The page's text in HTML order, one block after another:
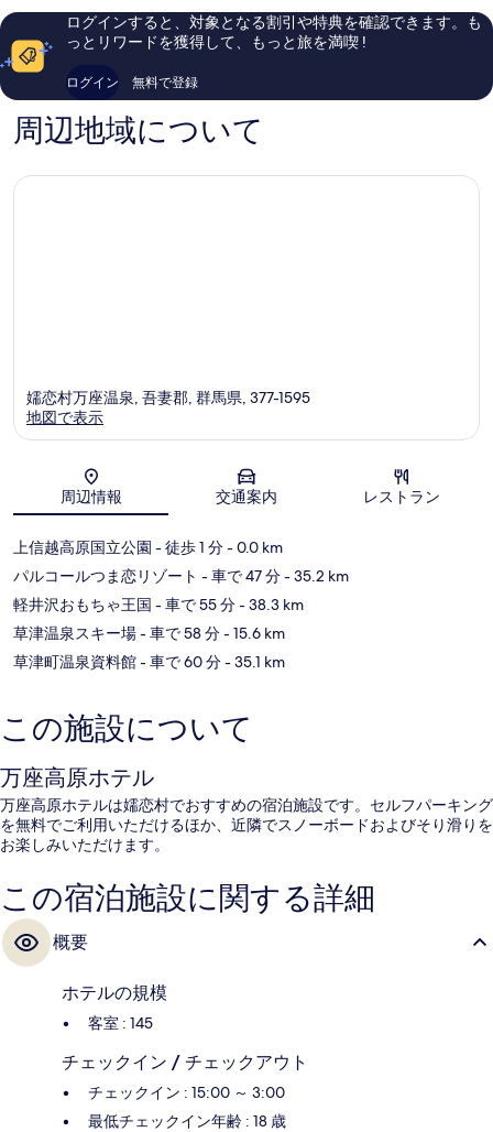
す
べ
て
の
写
沼
口
ミ
78
の
口
ミ
件
件
ログインすると、対象となる割引や特典を確認できます。も
っとリワードを獲得して、もっと旅を満喫 !
ログイン 無料で登録
周辺地域について
地図
嬬恋村万座温泉, 吾妻郡, 群馬県, 377-1595
地図で表示
周辺情報 交通案内 レストラン
上信越高原国立公園 - 徒歩 1 分- 0.0 km
パルコールつま恋リゾート - 車で 47 分- 35.2 km
軽井沢おもちゃ王国 - 車で 55 分- 38.3 km
草津温泉スキー場- 車で 58 分- 15.6 km
草津町温泉資料館- 車で 60 分- 35.1 km
この施設について
万座高原ホテル
万座高原ホテルは嬬恋村でおすすめの宿泊施設です。セルフパーキング
を無料でご利用いただけるほか、近隣でスノーボードおよびそり滑りを
お楽しみいただけます。
この宿泊施設に関する詳細
概要
ホテルの規模
客室 : 145
チェックイン / チェックアウト
チェックイン : 15:00 ～ 3:00
最低チェックイン年齢 : 18 歳